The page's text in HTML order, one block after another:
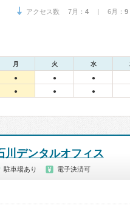
アクセス数 7月： 4 | 6月： 9
月 火 水
● ● ●
● ● ●
川デンタルオフィス
駐車場あり 電子決済可